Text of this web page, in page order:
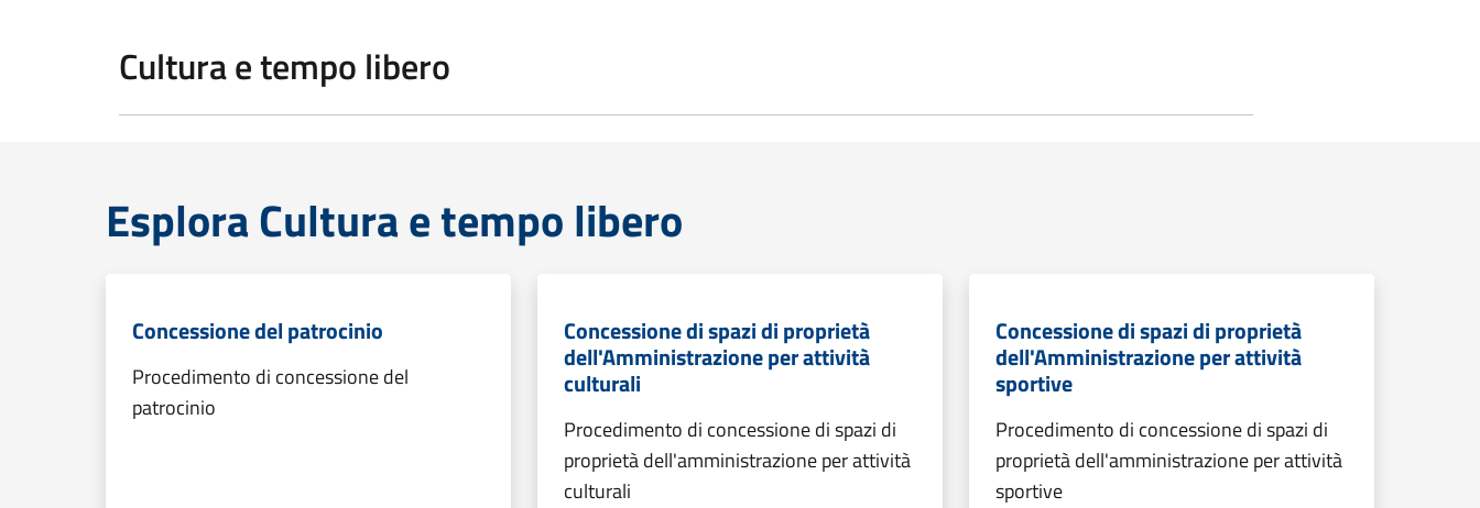
Cultura e tempo libero
Esplora Cultura e tempo libero
Concessione del patrocinio
Procedimento di concessione del
patrocinio
Concessione di spazi di proprietà
dell'Amministrazione per attività
culturali
Procedimento di concessione di spazi di
proprietà dell'amministrazione per attività
culturali
Concessione di spazi di proprietà
dell'Amministrazione per attività
sportive
Procedimento di concessione di spazi di
proprietà dell'amministrazione per attività
sportive